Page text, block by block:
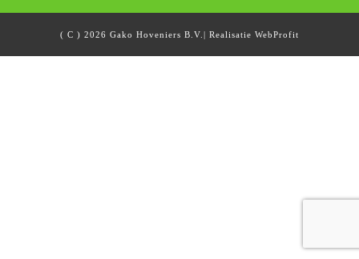
( C ) 2026 Gako Hoveniers B.V.| Realisatie WebProfit